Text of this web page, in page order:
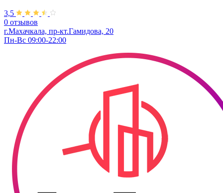
3,5
0 отзывов
г.Махачкала, ​пр-кт.Гамидова, 20
Пн-Вс 09:00-22:00